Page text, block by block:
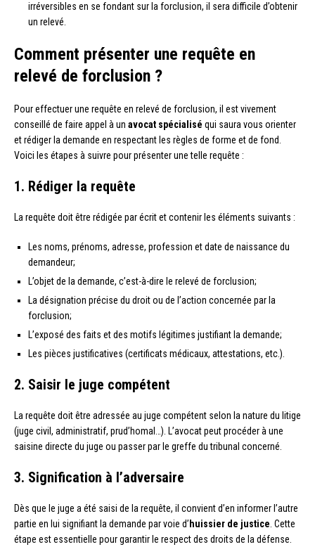
irréversibles en se fondant sur la forclusion, il sera difficile d’obtenir
un relevé.
Comment présenter une requête en
relevé de forclusion ?
Pour effectuer une requête en relevé de forclusion, il est vivement
conseillé de faire appel à un avocat spécialisé qui saura vous orienter
et rédiger la demande en respectant les règles de forme et de fond.
Voici les étapes à suivre pour présenter une telle requête :
1. Rédiger la requête
La requête doit être rédigée par écrit et contenir les éléments suivants :
Les noms, prénoms, adresse, profession et date de naissance du
demandeur;
L’objet de la demande, c’est-à-dire le relevé de forclusion;
La désignation précise du droit ou de l’action concernée par la
forclusion;
L’exposé des faits et des motifs légitimes justifiant la demande;
Les pièces justificatives (certificats médicaux, attestations, etc.).
2. Saisir le juge compétent
La requête doit être adressée au juge compétent selon la nature du litige
(juge civil, administratif, prud’homal…). L’avocat peut procéder à une
saisine directe du juge ou passer par le greffe du tribunal concerné.
3. Signification à l’adversaire
Dès que le juge a été saisi de la requête, il convient d’en informer l’autre
partie en lui signifiant la demande par voie d’ huissier de justice. Cette
étape est essentielle pour garantir le respect des droits de la défense.